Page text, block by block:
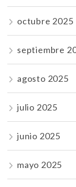
octubre 2025
septiembre
agosto 2025
julio 2025
junio 2025
mayo 2025